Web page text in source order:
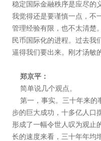
稳定国际金融秩序是应尽的
我觉得还是要谨慎一点，不
管理经验有限，也不太清楚
民币国际化的进程。过去我
逼得我们要出来。刚才汤敏
郑京平：
简单说几个观点。
第一，事实。三十年来的
步的巨大成功，十多亿人口
形成了一幅令世人叹为观止
长的速度来看，三十年年均